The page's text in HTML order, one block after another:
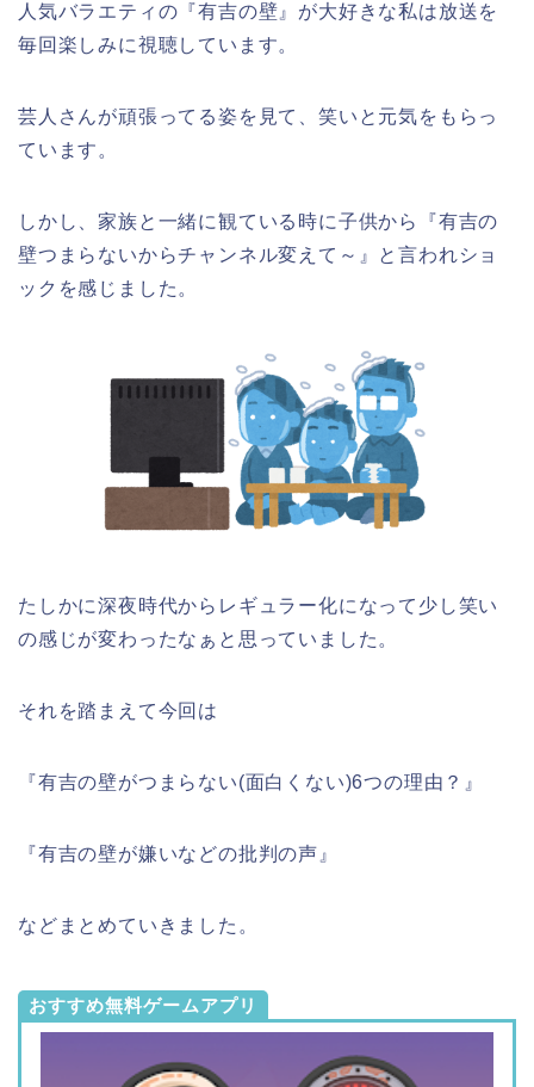
人気バラエティの『有吉の壁』が大好きな私は放送を
毎回楽しみに視聴しています。
芸人さんが頑張ってる姿を見て、笑いと元気をもらっ
ています。
しかし、家族と一緒に観ている時に子供から『有吉の
壁つまらないからチャンネル変えて～』と言われショ
ックを感じました。
たしかに深夜時代からレギュラー化になって少し笑い
の感じが変わったなぁと思っていました。
それを踏まえて今回は
『有吉の壁がつまらない(面白くない)6つの理由？』
『有吉の壁が嫌いなどの批判の声』
などまとめていきました。
おすすめ無料ゲームアプリ